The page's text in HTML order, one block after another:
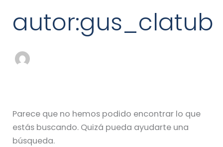
autor:gus_clatub
Parece que no hemos podido encontrar lo que
estás buscando. Quizá pueda ayudarte una
búsqueda.